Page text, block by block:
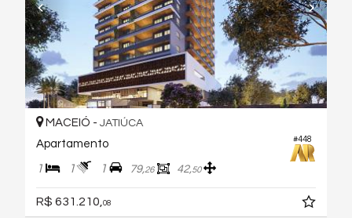
#448
MACEIÓ - JATIÚCA
Apartamento
1 1 1 79,26 42,50
R$ 631.210, 08